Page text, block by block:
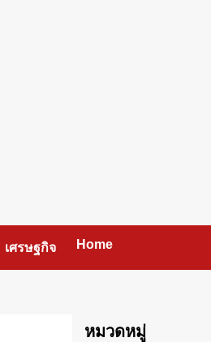
เศรษฐกิจ Home
หมวดหมู่